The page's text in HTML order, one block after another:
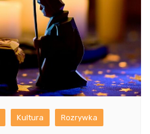
Kultura Rozrywka